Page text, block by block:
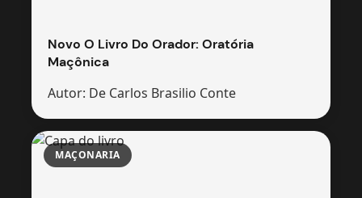
Novo O Livro Do Orador: Oratória
Maçônica
Autor: De Carlos Brasilio Conte
MAÇONARIA